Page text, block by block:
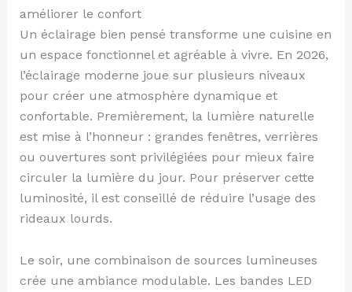
améliorer le confort
Un éclairage bien pensé transforme une cuisine en
un espace fonctionnel et agréable à vivre. En 2026,
l’éclairage moderne joue sur plusieurs niveaux
pour créer une atmosphère dynamique et
confortable. Premièrement, la lumière naturelle
est mise à l’honneur : grandes fenêtres, verrières
ou ouvertures sont privilégiées pour mieux faire
circuler la lumière du jour. Pour préserver cette
luminosité, il est conseillé de réduire l’usage des
rideaux lourds.
Le soir, une combinaison de sources lumineuses
crée une ambiance modulable. Les bandes LED